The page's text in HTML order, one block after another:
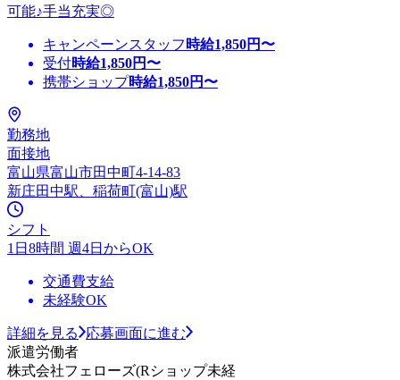
可能♪手当充実◎
キャンペーンスタッフ 時給1,850円〜
受付時給1,850円〜
携帯ショップ時給1,850円〜
勤務地
面接地
富山県富山市田中町4-14-83
新庄田中駅、稲荷町(富山)駅
シフト
1日8時間 週4日からOK
交通費支給
未経験OK
詳細を見る
応募画面に進む
派遣労働者
株式会社フェローズ(Rショップ未経